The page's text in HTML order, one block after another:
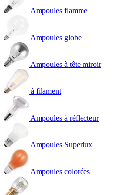
Ampoules flamme
Ampoules globe
Ampoules à tête miroir
à filament
Ampoules à réflecteur
Ampoules Superlux
Ampoules colorées